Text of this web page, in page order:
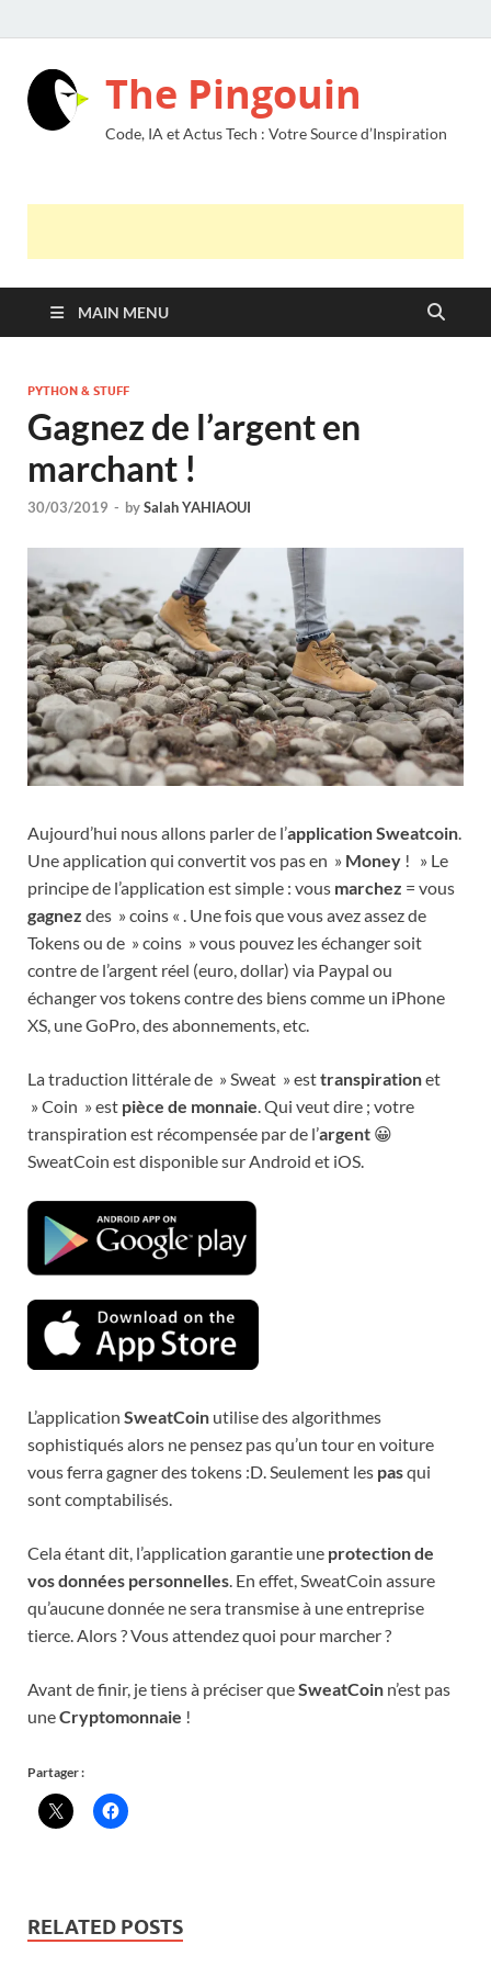
The Pingouin
Code, IA et Actus Tech : Votre Source d’Inspiration
MAIN MENU
PYTHON & STUFF
Gagnez de l’argent en
marchant !
30/03/2019 - bySalah YAHIAOUI
Aujourd’hui nous allons parler de l’application Sweatcoin.
Une application qui convertit vos pas en » Money ! » Le
principe de l’application est simple : vous marchez = vous
gagnez des » coins « . Une fois que vous avez assez de
Tokens ou de » coins » vous pouvez les échanger soit
contre de l’argent réel (euro, dollar) via Paypal ou
échanger vos tokens contre des biens comme un iPhone
XS, une GoPro, des abonnements, etc.
La traduction littérale de » Sweat » esttranspirationet
» Coin » est pièce de monnaie. Qui veut dire ; votre
transpiration est récompensée par de l’argent 😀
SweatCoin est disponible sur Android et iOS.
L’application SweatCoin utilise des algorithmes
sophistiqués alors ne pensez pas qu’un tour en voiture
vous ferra gagner des tokens :D. Seulement les pasqui
sont comptabilisés.
Cela étant dit, l’application garantie une protection de
vos données personnelles. En effet, SweatCoin assure
qu’aucune donnée ne sera transmise à une entreprise
tierce. Alors ? Vous attendez quoi pour marcher ?
Avant de finir, je tiens à préciser queSweatCoin n’est pas
uneCryptomonnaie !
Partager :
RELATED POSTS